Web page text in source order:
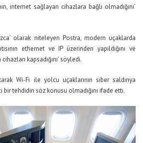
internet sağlayan cihazlara bağlı olmadığını’
olarak niteleyen Postra, modern uçaklarda
ethernet ve IP üzerinden yapıldığını ve
kapsadığını’ söyledi.
Wi-Fi ile yolcu uçaklarının siber saldırıya
bir tehdidin söz konusu olmadığını ifade etti.